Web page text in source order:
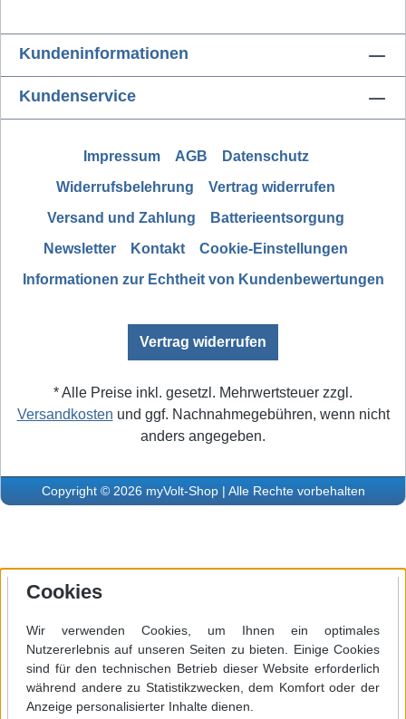
Kundeninformationen
Kundenservice
Impressum AGB
Datenschutz
Widerrufsbelehrung
Vertrag widerrufen
Versand und Zahlung
Batterieentsorgung
Newsletter
Kontakt
Cookie-Einstellungen
Informationen zur Echtheit von Kundenbewertungen
Vertrag widerrufen
* Alle Preise inkl. gesetzl. Mehrwertsteuer zzgl.
Versandkosten und ggf. Nachnahmegebühren, wenn nicht
anders angegeben.
Copyright © 2026 myVolt-Shop | Alle Rechte vorbehalten
Cookies
Wir verwenden Cookies, um Ihnen ein optimales
Nutzererlebnis auf unseren Seiten zu bieten. Einige Cookies
sind für den technischen Betrieb dieser Website erforderlich
während andere zu Statistikzwecken, dem Komfort oder der
Anzeige personalisierter Inhalte dienen.